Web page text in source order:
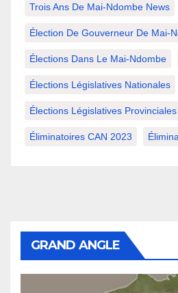
Trois Ans De Mai-Ndombe News
Élection De Gouverneur De Mai-
Élections Dans Le Mai-Ndombe
Élections Législatives Nationales
Élections Législatives Provinciales
Éliminatoires CAN 2023
GRAND ANGLE